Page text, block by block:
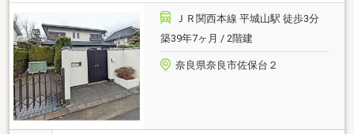
ＪＲ関西本線 平城山駅 徒歩3分
築39年7ヶ月 / 2階建
奈良県奈良市佐保台２